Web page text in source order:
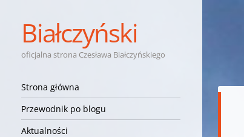
Białczyński
oficjalna strona Czesława Białczyńskiego
Nawigacja
Przejdź do treści
Strona główna
Przewodnik po blogu
Aktualności